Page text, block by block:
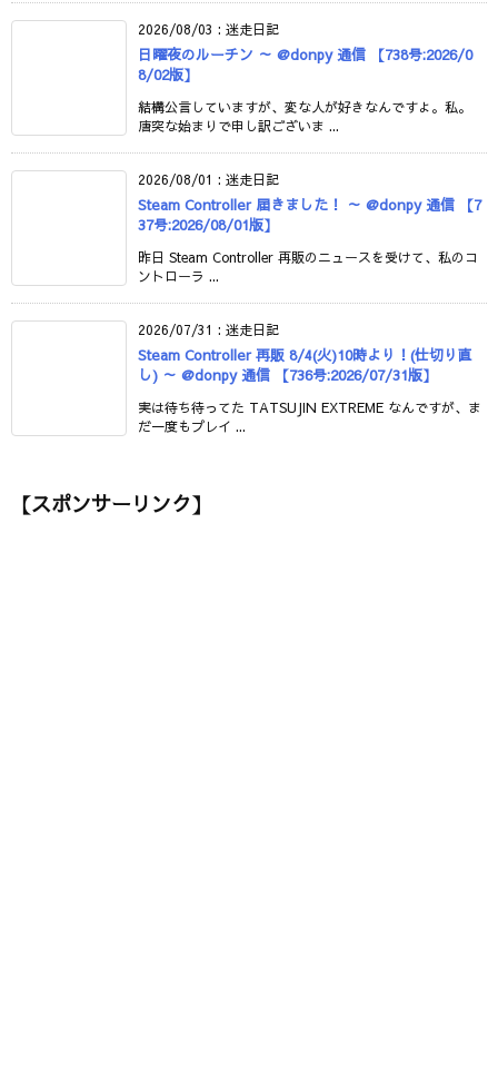
2026/08/03 : 迷走日記
日曜夜のルーチン ～ @donpy 通信 【738号:2026/0
8/02版】
結構公言していますが、変な人が好きなんですよ。私。
唐突な始まりで申し訳ございま ...
2026/08/01 : 迷走日記
Steam Controller 届きました！ ～ @donpy 通信 【7
37号:2026/08/01版】
昨日 Steam Controller 再販のニュースを受けて、私のコ
ントローラ ...
2026/07/31 : 迷走日記
Steam Controller 再販 8/4(火)10時より！(仕切り直
し) ～ @donpy 通信 【736号:2026/07/31版】
実は待ち待ってた TATSUJIN EXTREME なんですが、ま
だ一度もプレイ ...
【スポンサーリンク】